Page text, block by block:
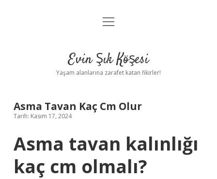
Anasayfa
Yasal Uyarı
menüyü
Evin Şık Köşesi
Yaşam alanlarına zarafet katan fikirler!
Asma Tavan Kaç Cm Olur
Tarih: Kasım 17, 2024
Asma tavan kalınlığı
kaç cm olmalı?